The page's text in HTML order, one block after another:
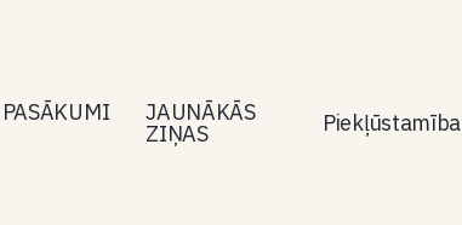
PASĀKUMI JAUNĀKĀS
ZIŅAS Piekļūstamība